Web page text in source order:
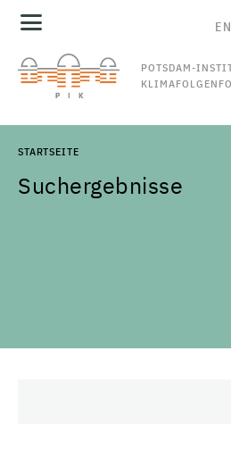
POTSDAM-
EN
STARTSEITE
Suchergebnisse